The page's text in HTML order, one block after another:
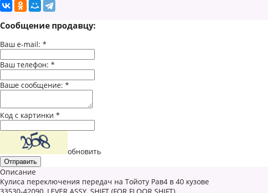
Сообщение продавцу:
Ваш e-mail: *
Ваш телефон: *
Ваше сообщение: *
Код с картинки *
обновить
Описание
Кулиса переключения передач на Тойоту Рав4 в 40 кузове